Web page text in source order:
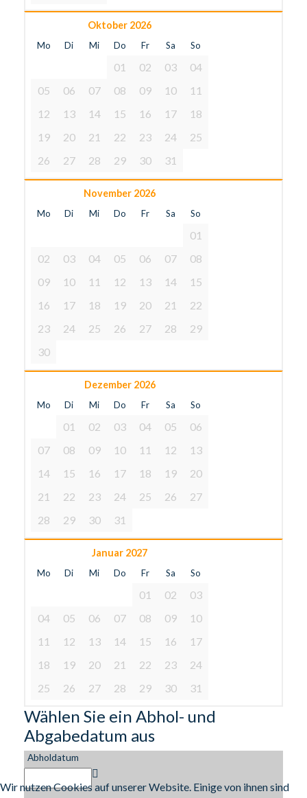
Oktober 2026
Mo Di Mi Do Fr Sa So
01 02 03
04
05
06 07 08 09 10
11
12
13 14 15 16 17
18
19
20 21 22 23 24
25
26
27 28 29 30 31
November 2026
Mo Di Mi Do Fr Sa So
01
02
03 04 05 06 07
08
09
10 11 12 13 14
15
16
17 18 19 20 21
22
23
24 25 26 27 28
29
30
Dezember 2026
Mo Di Mi Do Fr Sa So
01 02 03 04 05
06
07
08 09 10 11 12
13
14
15 16 17 18 19
20
21
22 23 24 25 26
27
28
29 30 31
Januar 2027
Mo Di Mi Do Fr Sa So
01 02
03
04
05 06 07 08 09
10
11
12 13 14 15 16
17
18
19 20 21 22 23
24
25
26 27 28 29 30 31
Wählen Sie ein Abhol- und
Abgabedatum aus
Abholdatum
Wir nutzen Cookies auf unserer Website. Einige von ihnen sind